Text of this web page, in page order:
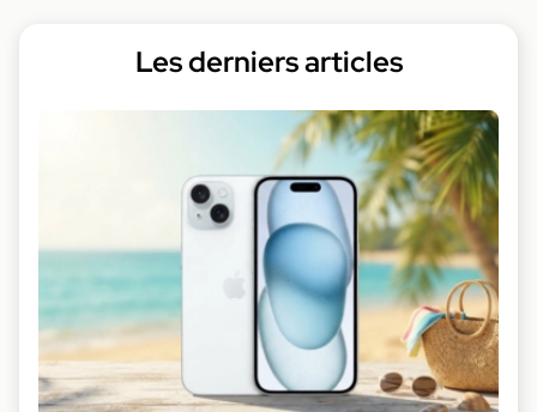
Les derniers articles